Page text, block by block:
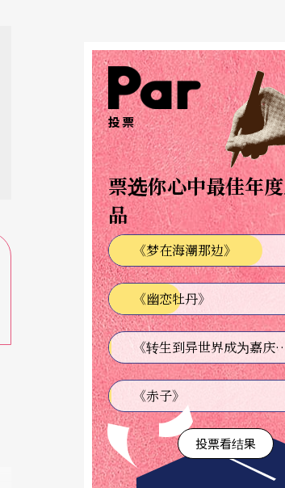
投票
票选你心中最佳年
品
《梦在海潮那边》
《幽恋牡丹》
《转生到异世界成为嘉庆君—
《赤子》
投票看结果